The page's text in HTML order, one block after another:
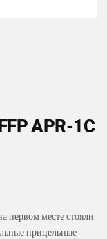
APR-1C
первом месте стояли
прицельные